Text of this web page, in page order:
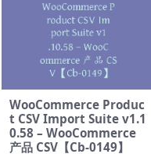
WooCommerce Produc
t CSV Import Suite v1.1
0.58 – WooCommerce
产品 CSV【Cb-0149】